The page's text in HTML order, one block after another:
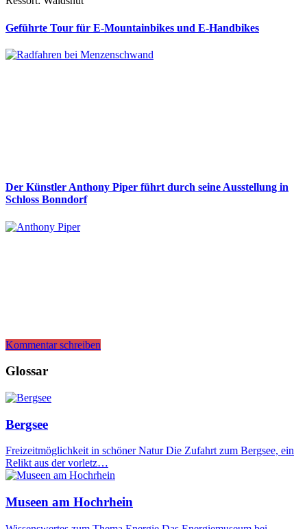
Geführte Tour für E-Mountainbikes und E-Handbikes
Der Künstler Anthony Piper führt durch seine Ausstellung in
Schloss Bonndorf
Kommentar schreiben
Glossar
Bergsee
Freizeitmöglichkeit in schöner Natur Die Zufahrt zum Bergsee, ein
Relikt aus der vorletz…
Museen am Hochrhein